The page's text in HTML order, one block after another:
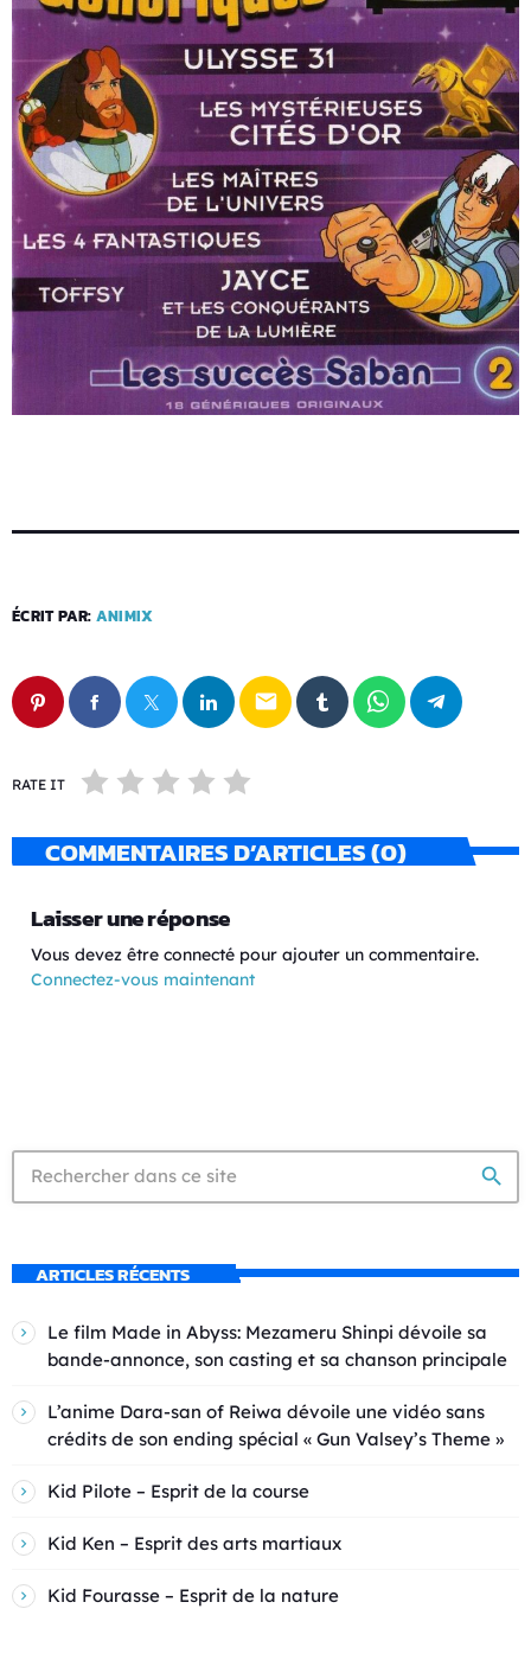
ÉCRIT PAR: ANIMIX
email
RATE IT
COMMENTAIRES D’ARTICLES (0)
Laisser une réponse
Vous devez être connecté pour ajouter un commentaire.
Connectez-vous maintenant
search
ARTICLES RÉCENTS
Le film Made in Abyss: Mezameru Shinpi dévoile sa
bande-annonce, son casting et sa chanson principale
L’anime Dara-san of Reiwa dévoile une vidéo sans
crédits de son ending spécial « Gun Valsey’s Theme »
Kid Pilote – Esprit de la course
Kid Ken – Esprit des arts martiaux
Kid Fourasse – Esprit de la nature